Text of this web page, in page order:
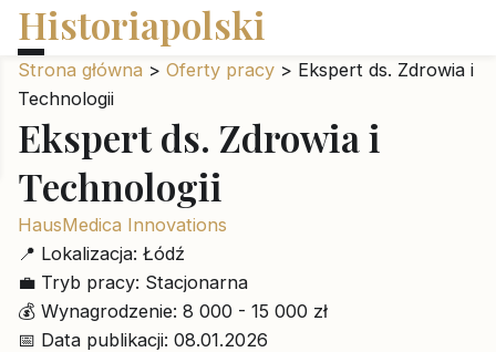
Historiapolski
Strona główna > Oferty pracy > Ekspert ds. Zdrowia i
Technologii
Ekspert ds. Zdrowia i
Technologii
HausMedica Innovations
📍 Lokalizacja: Łódź
💼 Tryb pracy: Stacjonarna
💰 Wynagrodzenie: 8 000 - 15 000 zł
📅 Data publikacji: 08.01.2026